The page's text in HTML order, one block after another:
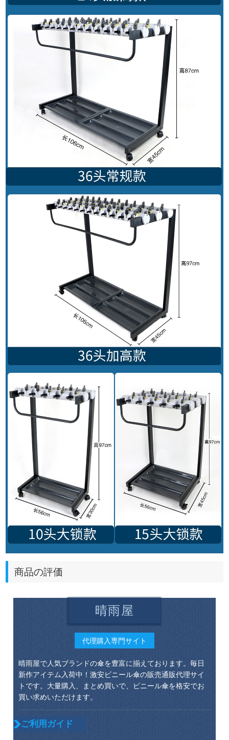
商品の評価
晴雨屋
代理購入専門サイト
晴雨屋で人気ブランドの傘を豊富に揃えております。毎日
新作アイテム入荷中！激安ビニール傘の販売通販代理サイ
トです。大量購入、まとめ買いで、ビニール傘を格安でお
買い求めいただけます。
ご利用ガイド